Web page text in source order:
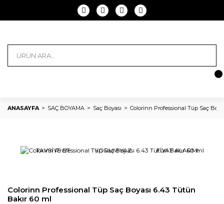
ANASAYFA SAÇ BOYAMA Saç Boyası Colorinn Professional Tüp Saç
TAVSİYE ET YORUM YAZ FİYAT ALARMI
Colorinn Professional Tüp Saç Boyası 6.43 Tütün
Bakır 60 ml